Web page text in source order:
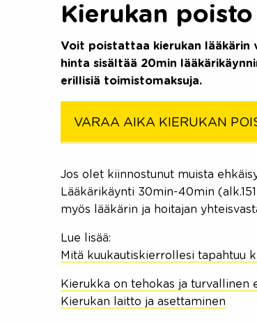
Kierukan poisto
Voit poistattaa kierukan lääkärin
hinta sisältää 20min
erillisiä toimistomaksuja.
VARAA AIKA KIERUKAN
Jos olet kiinnostunut muista
Lääkärikäynti 30min-40min
myös lääkärin ja hoitajan
Lue lisää:
Mitä kuukautiskierrollesi tapahtuu
Kierukka on tehokas ja turvallinen
Kierukan laitto ja asettaminen